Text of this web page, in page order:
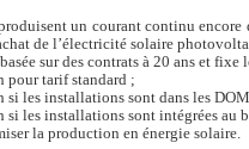
un courant continu
de l’électricité solaire
sur des contrats à 20 ans et fixe
pour tarif standard ;
si les installations sont dans les
si les installations sont intégrées au
la production en énergie solaire.